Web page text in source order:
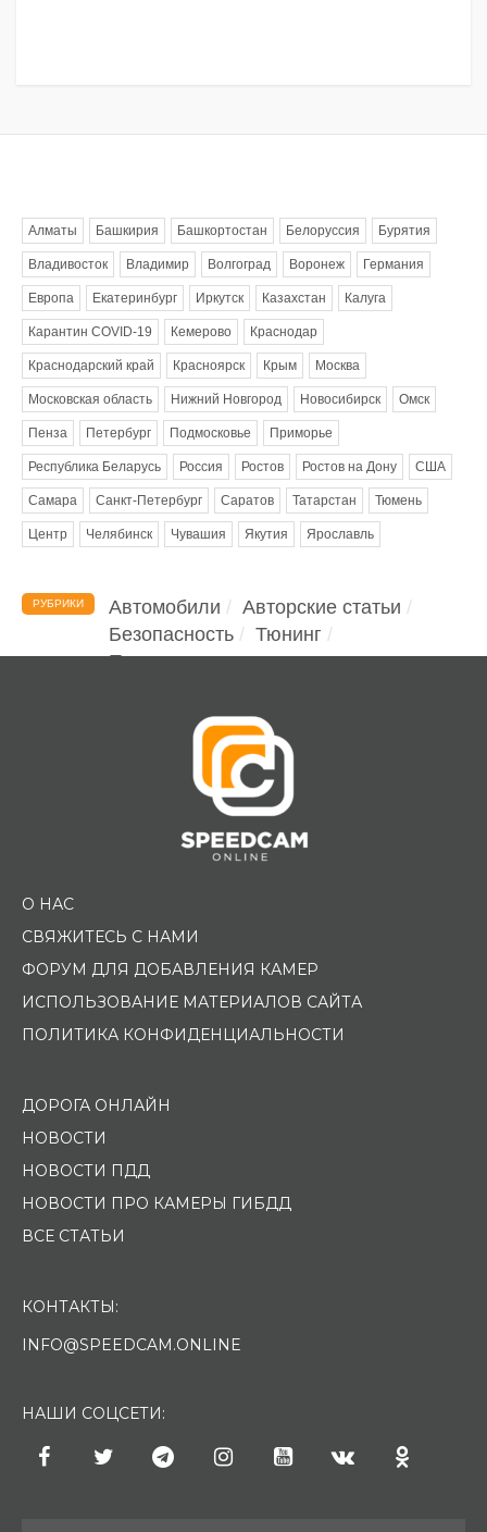
Алматы Башкирия Башкортостан Белоруссия Бурятия
Владивосток Владимир Волгоград Воронеж Германия
Европа Екатеринбург Иркутск Казахстан Калуга
Карантин COVID-19 Кемерово Краснодар
Краснодарский край Красноярск Крым Москва
Московская область Нижний Новгород Новосибирск Омск
Пенза Петербург Подмосковье Приморье
Республика Беларусь Россия Ростов Ростов на Дону США
Самара Санкт-Петербург Саратов Татарстан Тюмень
Центр Челябинск Чувашия Якутия Ярославль
РУБРИКИ Автомобили
Авторские статьи
Безопасность
Тюнинг
Помощь водителю
О НАС
СВЯЖИТЕСЬ С НАМИ
ФОРУМ ДЛЯ ДОБАВЛЕНИЯ КАМЕР
ИСПОЛЬЗОВАНИЕ МАТЕРИАЛОВ САЙТА
ПОЛИТИКА КОНФИДЕНЦИАЛЬНОСТИ
ДОРОГА ОНЛАЙН
НОВОСТИ
НОВОСТИ ПДД
НОВОСТИ ПРО КАМЕРЫ ГИБДД
ВСЕ СТАТЬИ
КОНТАКТЫ:
INFO@SPEEDCAM.ONLINE
НАШИ СОЦСЕТИ: